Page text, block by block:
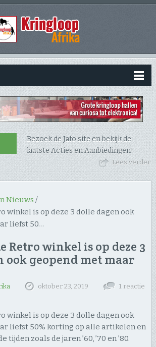
Bezoek de Jafo site en bekijk de
laatste Acties en Aanbiedingen!
Lees verder
Nieuws /
winkel is op deze 3 dolle dagen ook
liefst 50…
Retro winkel is op deze 3
ook geopend met maar
oktober 23, 2019 1 reactie
winkel is op deze 3 dolle dagen ook
liefst 50% korting op alle artikelen en
zoals de jaren ’60, ’70 en ’80.